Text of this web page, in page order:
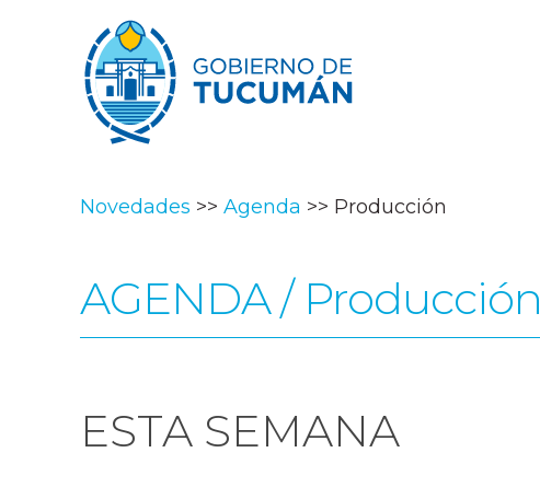
Novedades Agenda Producción
AGENDA / Producción
ESTA SEMANA